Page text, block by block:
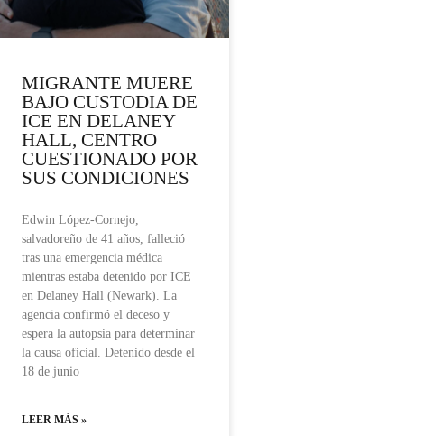
MIGRANTE MUERE
BAJO CUSTODIA DE
ICE EN DELANEY
HALL, CENTRO
CUESTIONADO POR
SUS CONDICIONES
Edwin López-Cornejo,
salvadoreño de 41 años, falleció
tras una emergencia médica
mientras estaba detenido por ICE
en Delaney Hall (Newark). La
agencia confirmó el deceso y
espera la autopsia para determinar
la causa oficial. Detenido desde el
18 de junio
LEER MÁS »